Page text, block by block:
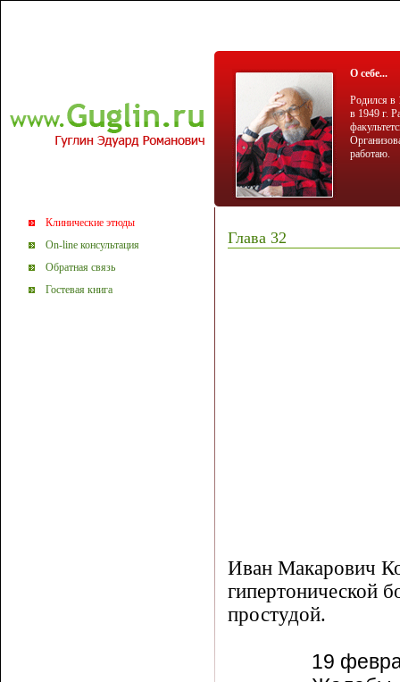
Клинические этюды
On-line консультация
Обратная связь
Гостевая книга
О себе...
Родился в
в 1949 г.
работаю.
Глава 32
Иван Макарович
гипертони­ческой
простудой.
19